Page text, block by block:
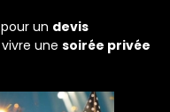
un devis
une soirée privée